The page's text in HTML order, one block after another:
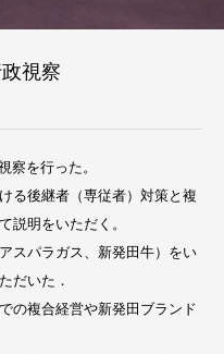
視察
を行った。
る後継者（専従者）対策と複
説明をいただく。
スパラガス、新発田牛）をい
だいた．
の複合経営や新発田ブランド